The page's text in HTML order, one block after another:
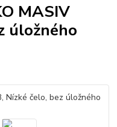
MASIV
úložného